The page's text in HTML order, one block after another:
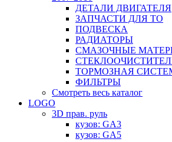
ДЕТАЛИ ДВИГАТЕЛЯ
ЗАПЧАСТИ ДЛЯ ТО
ПОДВЕСКА
РАДИАТОРЫ
СМАЗОЧНЫЕ
ТОРМОЗНАЯ
ФИЛЬТРЫ
Смотреть весь каталог
LOGO
3D прав. руль
кузов: GA3
кузов: GA5